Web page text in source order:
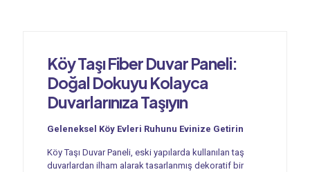
Köy Taşı Fiber Duvar Paneli:
Doğal Dokuyu Kolayca
Duvarlarınıza Taşıyın
Geleneksel Köy Evleri Ruhunu Evinize Getirin
Köy Taşı Duvar Paneli, eski yapılarda kullanılan taş
duvarlardan ilham alarak tasarlanmış dekoratif bir